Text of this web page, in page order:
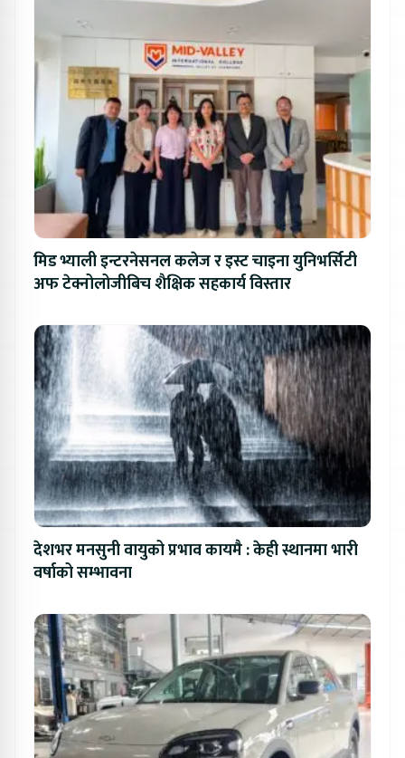
मिड भ्याली इन्टरनेसनल कलेज र इस्ट चाइना युनिभर्सिटी
अफ टेक्नोलोजीबिच शैक्षिक सहकार्य विस्तार
देशभर मनसुनी वायुको प्रभाव कायमै : केही स्थानमा भारी
वर्षाको सम्भावना